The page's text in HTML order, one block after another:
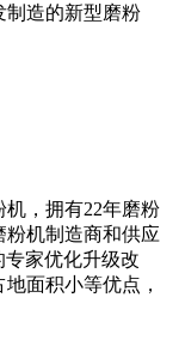
制造的新型磨粉
，拥有22年磨粉
机制造商和供应
家优化升级改
面积小等优点，